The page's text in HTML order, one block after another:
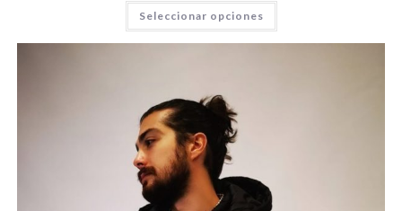
Seleccionar opciones